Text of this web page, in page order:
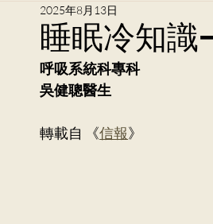
黃潔華醫生
吳健聰醫生 神經外科
李崇義醫生
睡眠冷知
2025年8月13日
呼吸系統科專科
吳健聰醫生
轉載自 《信報》